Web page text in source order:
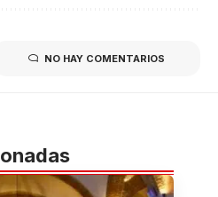
NO HAY COMENTARIOS